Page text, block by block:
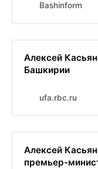
Bashinform
Алексей
Башкирии
ufa.rbc.ru
Алексей
премьер-